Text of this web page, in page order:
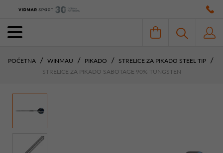
POČETNA WINMAU PIKADO
STRELICE ZA PIKADO STEEL TIP
STRELICE ZA PIKADO SABOTAGE 90% TUNGSTEN